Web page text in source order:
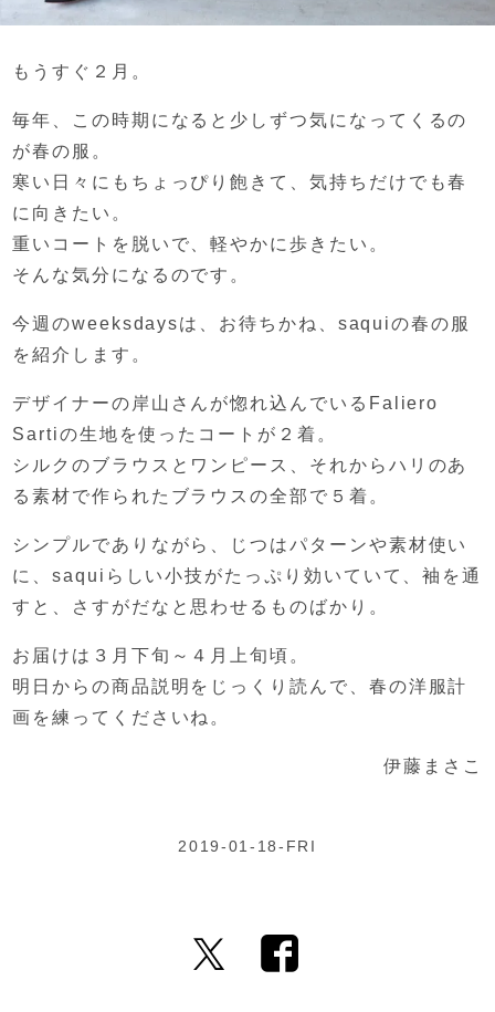
もうすぐ２月。
毎年、この時期になると 少しずつ気になってくるの
が春の服。
寒い日々にもちょっぴり飽きて、気持ちだけでも春
に向きたい。
重いコートを脱いで、軽やかに歩きたい。
そんな気分になるのです。
今週のweeksdaysは、 お待ちかね、saquiの春の服
を紹介します。
デザイナーの岸山さんが惚れ込んでいる Faliero
Sartiの生地を使ったコートが２着。
シルクのブラウスとワンピース、 それからハリのあ
る素材で作られたブラウスの全部で５着。
シンプルでありながら、
じつはパターンや素材使い
に、saquiらしい小技がたっぷり効いていて、袖を通
すと、さすがだなと思わせるものばかり。
お届けは３月下旬～４月上旬頃。
明日からの商品説明をじっくり読んで、 春の洋服計
画を練ってくださいね。
伊藤まさこ
2019-01-18-FRI